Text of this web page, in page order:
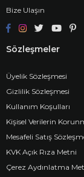
Bize Ulaşın
Sözleşmeler
Üyelik Sözleşmesi
Gizlilik Sözleşmesi
Kullanım Koşulları
Kişisel Verilerin
Mesafeli Satış
KVK Açık Rıza Metni
Çerez Aydınlatma